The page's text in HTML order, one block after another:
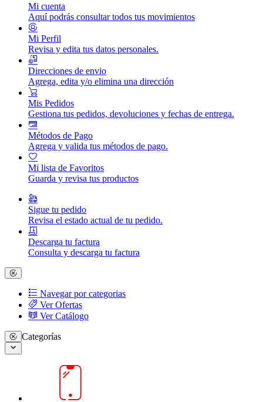
Mi cuenta
Aquí podrás consultar todos tus movimientos
Mi Perfil
Revisa y edita tus datos personales.
Direcciones de envio
Agrega, edita y/o elimina una dirección
Mis Pedidos
Gestiona tus pedidos, devoluciones y fechas de entrega.
Métodos de Pago
Agrega y valida tus métodos de pago.
Mi lista de Favoritos
Guarda y revisa tus productos
Sigue tu pedido
Revisa el estado actual de tu pedido.
Descarga tu factura
Consulta y descarga tu factura
Navegar por categorias
Ver Ofertas
Ver Catálogo
Categorías